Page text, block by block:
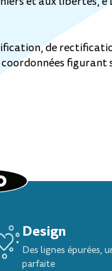
de
figurant
Design
Des lignes épurées,
parfaite